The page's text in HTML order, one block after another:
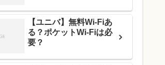
【ユニバ】無料Wi-Fiあ
る？ポケットWi-Fiは必
要？